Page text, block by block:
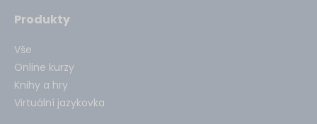
Produkty
Vše
Online kurzy
Knihy a hry
Virtuální jazykovka